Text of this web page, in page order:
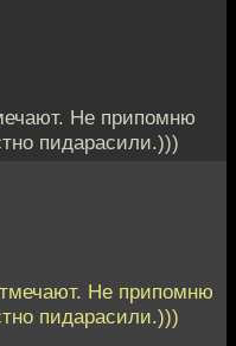
Не припомню
пидарасили.)))
Не припомню
пидарасили.)))